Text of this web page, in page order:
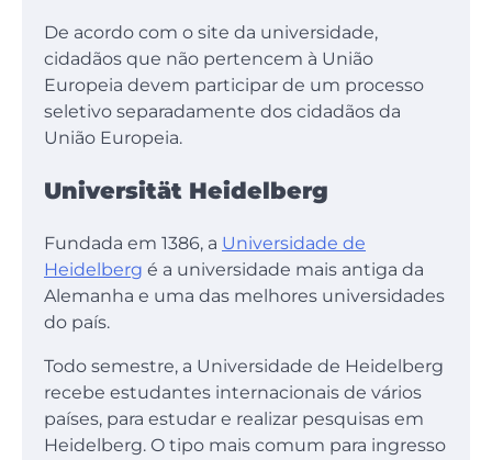
De acordo com o site da universidade,
cidadãos que não pertencem à União
Europeia devem participar de um processo
seletivo separadamente dos cidadãos da
União Europeia.
Universität Heidelberg
Fundada em 1386, a Universidade de
Heidelberg é a universidade mais antiga da
Alemanha e uma das melhores universidades
do país.
Todo semestre, a Universidade de Heidelberg
recebe estudantes internacionais de vários
países, para estudar e realizar pesquisas em
Heidelberg. O tipo mais comum para ingresso